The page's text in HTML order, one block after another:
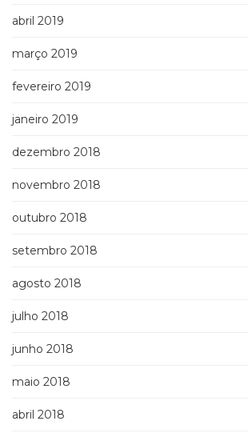
abril 2019
março 2019
fevereiro 2019
janeiro 2019
dezembro 2018
novembro 2018
outubro 2018
setembro 2018
agosto 2018
julho 2018
junho 2018
maio 2018
abril 2018